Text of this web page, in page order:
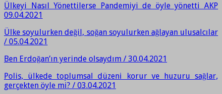
Ülkeyi Nasıl Yönettilerse Pandemiyi de öyle yönetti AKP
09.04.2021
Ülke soyulurken değil, soğan soyulurken ağlayan ulusalcılar
/ 05.04.2021
Ben Erdoğan’ın yerinde olsaydım / 30.04.2021
Polis, ülkede toplumsal düzeni korur ve huzuru sağlar,
gerçekten öyle mi? / 03.04.2021